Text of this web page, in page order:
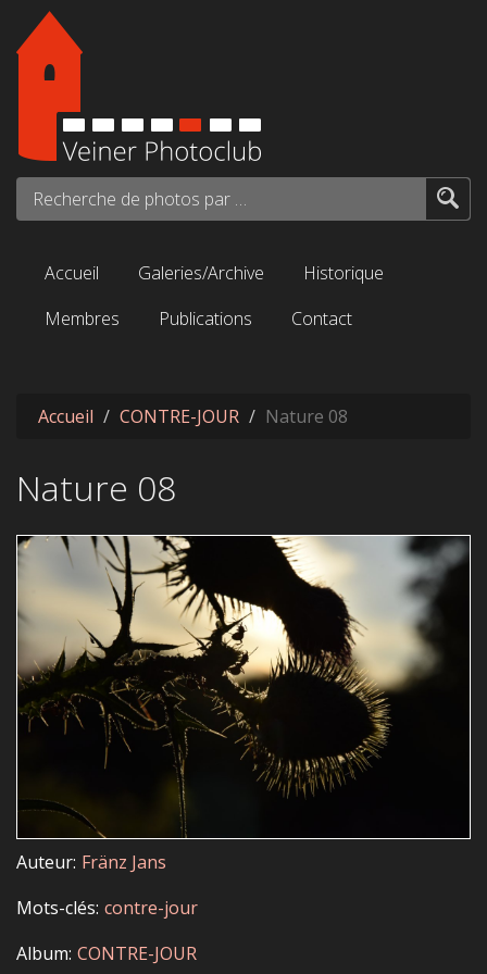
Aller au contenu principal
Recherche de photos par mots-clés...
Accueil Galeries/Archive
Historique
Membres
Publications Contact
Accueil CONTRE-JOUR Nature 08
Nature 08
Auteur Fränz Jans
Mots-clés contre-jour
Album CONTRE-JOUR